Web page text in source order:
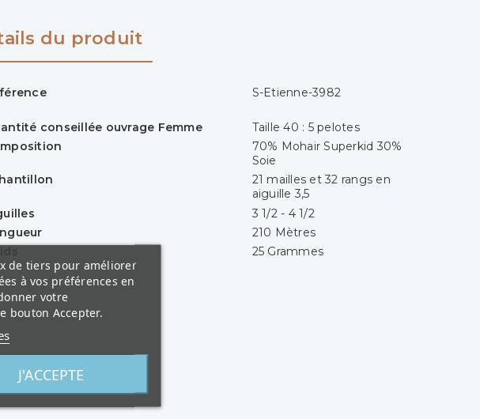
du produit
S-Etienne-3982
conseillée ouvrage Femme
Taille 40 : 5 pelotes
70% Mohair Superkid 30%
Soie
21 mailles et 32 rangs en
aiguille 3,5
3 1/2 - 4 1/2
210 Mètres
25 Grammes
de tiers pour améliorer
à vos préférences en
votre
bouton Accepter.
J'ACCEPTE